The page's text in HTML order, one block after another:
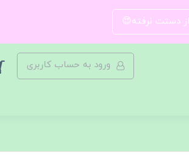
از دستت نرفته😍
ورود به حساب کاربری